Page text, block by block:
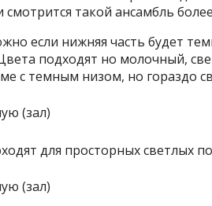
такой ансамбль
если нижняя часть будет
подходят но молочный,
с темным низом, но гораздо
для просторных светлых